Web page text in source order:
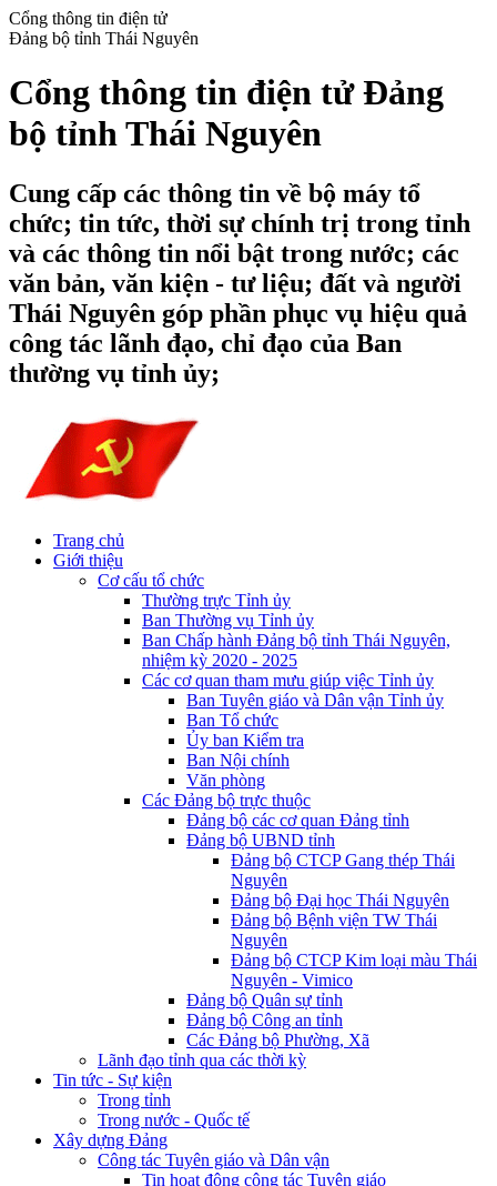
Cổng thông tin điện tử
Đảng bộ tỉnh Thái Nguyên
Cổng thông tin điện tử Đảng
bộ tỉnh Thái Nguyên
Cung cấp các thông tin về bộ máy tổ
chức; tin tức, thời sự chính trị trong tỉnh
và các thông tin nổi bật trong nước; các
văn bản, văn kiện - tư liệu; đất và người
Thái Nguyên góp phần phục vụ hiệu quả
công tác lãnh đạo, chỉ đạo của Ban
thường vụ tỉnh ủy;
Trang chủ
Giới thiệu
Cơ cấu tổ chức
Thường trực Tỉnh ủy
Ban Thường vụ Tỉnh ủy
Ban Chấp hành Đảng bộ tỉnh Thái Nguyên,
nhiệm kỳ 2020 - 2025
Các cơ quan tham mưu giúp việc Tỉnh ủy
Ban Tuyên giáo và Dân vận Tỉnh ủy
Ban Tổ chức
Ủy ban Kiểm tra
Ban Nội chính
Văn phòng
Các Đảng bộ trực thuộc
Đảng bộ các cơ quan Đảng tỉnh
Đảng bộ UBND tỉnh
Đảng bộ CTCP Gang thép Thái
Nguyên
Đảng bộ Đại học Thái Nguyên
Đảng bộ Bệnh viện TW Thái
Nguyên
Đảng bộ CTCP Kim loại màu Thái
Nguyên - Vimico
Đảng bộ Quân sự tỉnh
Đảng bộ Công an tỉnh
Các Đảng bộ Phường, Xã
Lãnh đạo tỉnh qua các thời kỳ
Tin tức - Sự kiện
Trong tỉnh
Trong nước - Quốc tế
Xây dựng Đảng
Công tác Tuyên giáo và Dân vận
Tin hoạt động công tác Tuyên giáo